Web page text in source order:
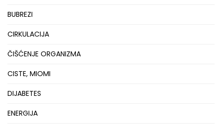
BUBREZI
CIRKULACIJA
ČIŠĆENJE ORGANIZMA
CISTE, MIOMI
DIJABETES
ENERGIJA